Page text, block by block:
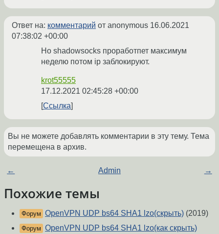
Ответ на: комментарий от anonymous 16.06.2021
07:38:02 +00:00
Но shadowsocks проработпет максимум
неделю потом ip заблокируют.
krot55555
17.12.2021 02:45:28 +00:00
Ссылка
Вы не можете добавлять комментарии в эту тему. Тема
перемещена в архив.
← Admin →
Похожие темы
Форум OpenVPN UDP bs64 SHA1 lzo(скрыть) (2019)
Форум OpenVPN UDP bs64 SHA1 lzo(как скрыть)